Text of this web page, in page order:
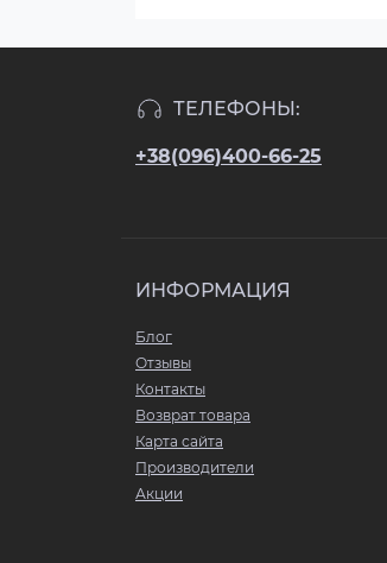
ТЕЛЕФОНЫ:
+38(096)400-66-25
ИНФОРМАЦИЯ
Блог
Отзывы
Контакты
Возврат товара
Карта сайта
Производители
Акции